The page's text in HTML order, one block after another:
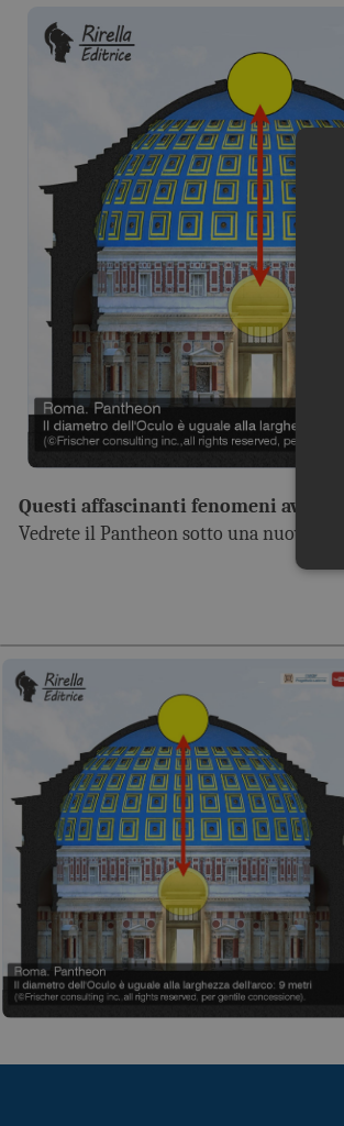
Questi affascinanti fenomeni
Vedrete il Pantheon sotto una nuova